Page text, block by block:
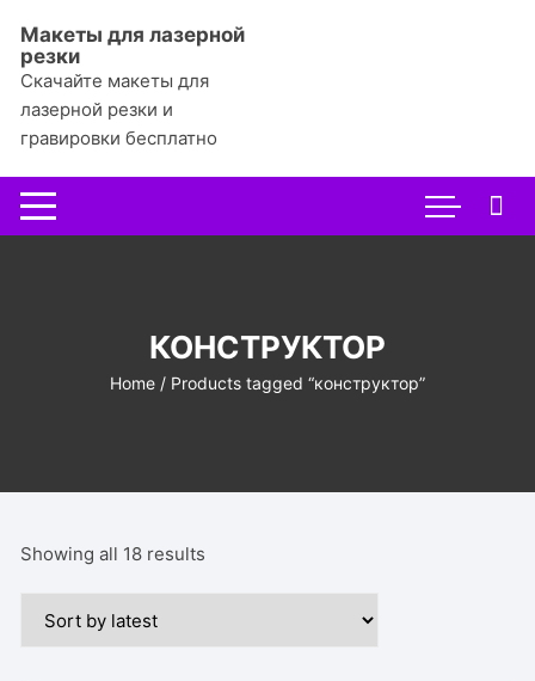
содержимому
Макеты для лазерной
резки
Скачайте макеты для
лазерной резки и
гравировки бесплатно
КОНСТРУКТОР
Home/ Products tagged “конструктор”
Showing all 18 results